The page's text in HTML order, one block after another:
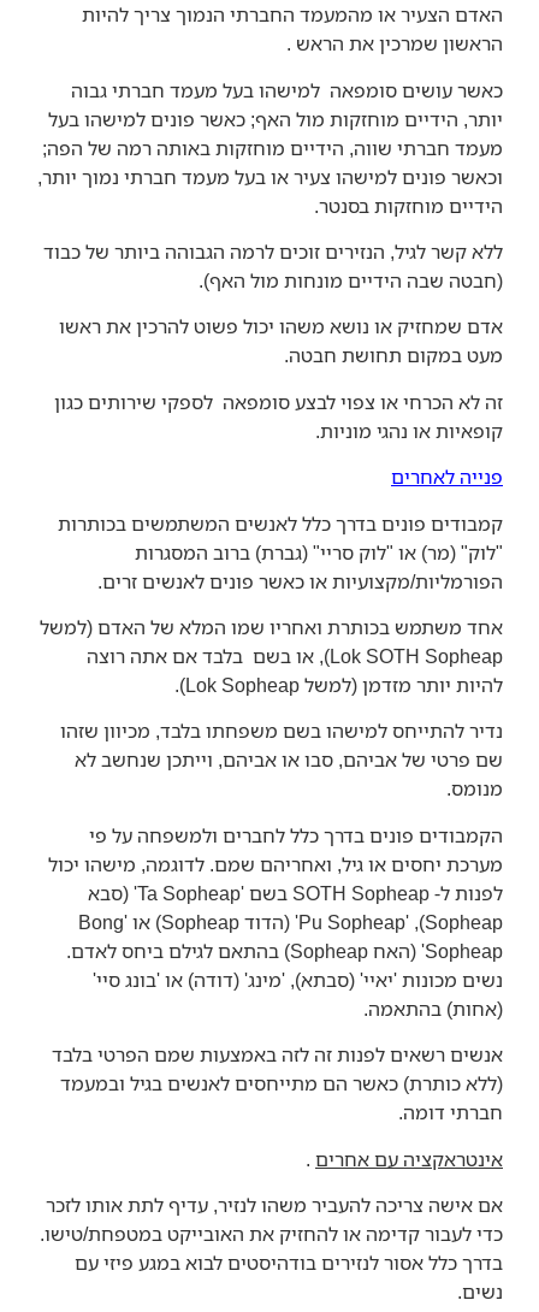
האדם הצעיר או מהמעמד החברתי הנמוך צריך להיות
הראשון שמרכין את הראש .
כאשר עושים סומפאה למישהו בעל מעמד חברתי גבוה
יותר, הידיים מוחזקות מול האף; כאשר פונים למישהו בעל
מעמד חברתי שווה, הידיים מוחזקות באותה רמה של הפה;
וכאשר פונים למישהו צעיר או בעל מעמד חברתי נמוך יותר,
הידיים מוחזקות בסנטר.
ללא קשר לגיל, הנזירים זוכים לרמה הגבוהה ביותר של כבוד
(חבטה שבה הידיים מונחות מול האף).
אדם שמחזיק או נושא משהו יכול פשוט להרכין את ראשו
מעט במקום תחושת חבטה.
זה לא הכרחי או צפוי לבצע סומפאה לספקי שירותים כגון
קופאיות או נהגי מוניות.
פנייה לאחרים
קמבודים פונים בדרך כלל לאנשים המשתמשים בכותרות
"לוק" (מר) או "לוק סריי" (גברת) ברוב המסגרות
הפורמליות/מקצועיות או כאשר פונים לאנשים זרים.
אחד משתמש בכותרת ואחריו שמו המלא של האדם (למשל
Lok SOTH Sopheap), או בשם בלבד אם אתה רוצה
להיות יותר מזדמן (למשל Lok Sopheap).
נדיר להתייחס למישהו בשם משפחתו בלבד, מכיוון שזהו
שם פרטי של אביהם, סבו או אביהם, וייתכן שנחשב לא
מנומס.
הקמבודים פונים בדרך כלל לחברים ולמשפחה על פי
מערכת יחסים או גיל, ואחריהם שמם. לדוגמה, מישהו יכול
לפנות ל- SOTH Sopheap בשם 'Ta Sopheap' (סבא
Sopheap), 'Pu Sopheap' (הדוד Sopheap) או 'Bong
Sopheap' (האח Sopheap) בהתאם לגילם ביחס לאדם.
נשים מכונות 'יאיי' (סבתא), 'מינג' (דודה) או 'בונג סיי'
(אחות) בהתאמה.
אנשים רשאים לפנות זה לזה באמצעות שמם הפרטי בלבד
(ללא כותרת) כאשר הם מתייחסים לאנשים בגיל ובמעמד
חברתי דומה.
אינטראקציה עם אחרים .
אם אישה צריכה להעביר משהו לנזיר, עדיף לתת אותו לזכר
כדי לעבור קדימה או להחזיק את האובייקט במטפחת/טישו.
בדרך כלל אסור לנזירים בודהיסטים לבוא במגע פיזי עם
נשים.